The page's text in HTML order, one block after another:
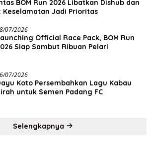
BOM Run 2026 Libatkan Dishub dan
Keselamatan Jadi Prioritas
07/2026
Official Race Pack, BOM Run
Siap Sambut Ribuan Pelari
07/2026
Koto Persembahkan Lagu Kabau
untuk Semen Padang FC
Selengkapnya